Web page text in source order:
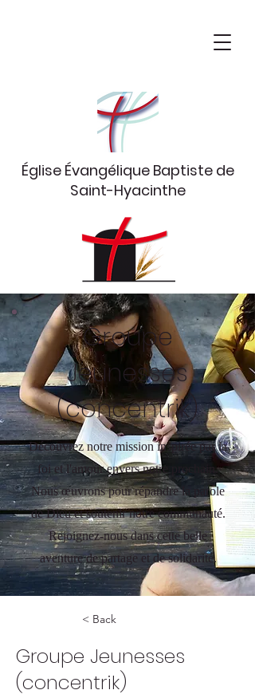
Église Évangélique Baptiste de
Saint-Hyacinthe
Groupe
Jeunesses
(concentrik)
Découvrez notre mission inspirée par la
foi et l'amour envers notre prochain.
Nous œuvrons pour répandre la parole
de Dieu et soutenir notre communauté.
Rejoignez-nous dans cette belle
aventure de partage et de solidarité.
< Back
Groupe Jeunesses
(concentrik)